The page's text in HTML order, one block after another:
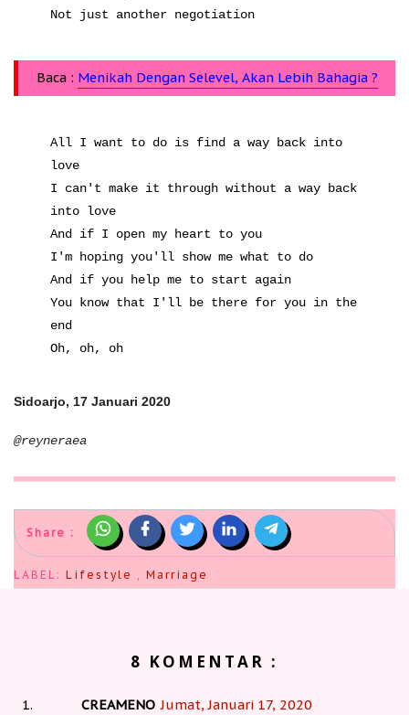
Not just another negotiation
Baca : Menikah Dengan Selevel, Akan Lebih Bahagia ?
All I want to do is find a way back into
love
I can't make it through without a way back
into love
And if I open my heart to you
I'm hoping you'll show me what to do
And if you help me to start again
You know that I'll be there for you in the
end
Oh, oh, oh
Sidoarjo, 17 Januari 2020
@reyneraea
Share :
LABEL: Lifestyle , Marriage
8 KOMENTAR :
CREAMENO Jumat, Januari 17, 2020